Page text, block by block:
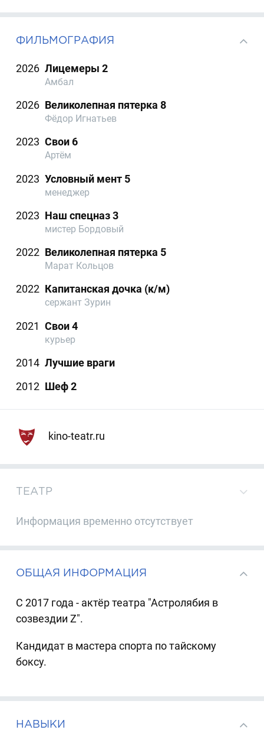
ФИЛЬМОГРАФИЯ
2026 Лицемеры 2
Амбал
2026 Великолепная пятерка 8
Фёдор Игнатьев
2023 Свои 6
Артём
2023 Условный мент 5
менеджер
2023 Наш спецназ 3
мистер Бордовый
2022 Великолепная пятерка 5
Марат Кольцов
2022 Капитанская дочка (к/м)
сержант Зурин
2021 Свои 4
курьер
2014 Лучшие враги
2012 Шеф 2
kino-teatr.ru
ТЕАТР
Информация временно отсутствует
ОБЩАЯ ИНФОРМАЦИЯ
С 2017 года - актёр театра "Астролябия в
созвездии Z".
Кандидат в мастера спорта по тайскому
боксу.
НАВЫКИ